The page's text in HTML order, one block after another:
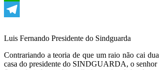
WhatsApp
Luis Fernando Presidente do Sindguarda
Contrariando a teoria de que um raio não cai
casa do presidente do SINDGUARDA, o senhor